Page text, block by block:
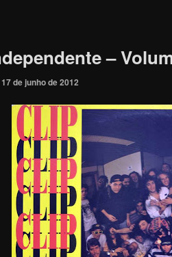
–
17 de junho de 2012